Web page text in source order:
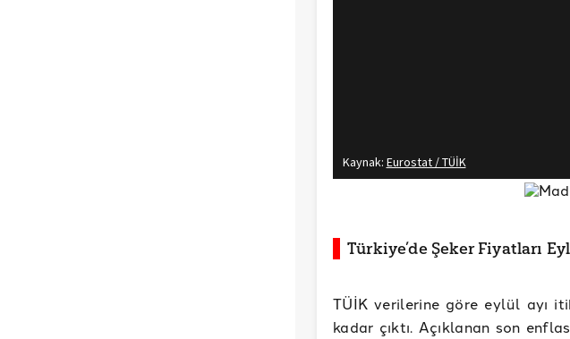
Türkiye’de Şeker Fiyatları
TÜİK verilerine göre eylül ayı
kadar çıktı. Açıklanan son